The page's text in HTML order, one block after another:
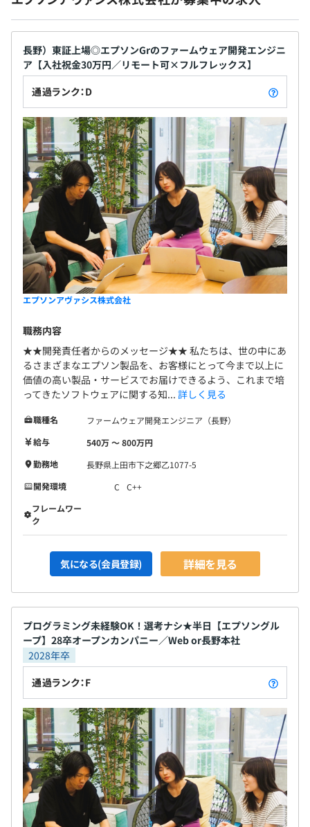
賞与：年2回（6月、12月）
昇給：年1回（4月） ※個人業績連動
・社会保険完備（健康保険・厚生年金保険、雇用保険・労
災保険）
・所得補償保険
・団体定期保険（任意）
・企業団体扱い保険（任意）
無期雇用
3カ月（期間中、原則としてリモートワークおよび副業は
不可。それ以外の条件の変更はありません）
長野）東証上場◎エプソンGrのファームウェア開発エンジニ
ア【入社祝金30万円／リモート可×フルフレックス】
通過ランク：D
エプソンアヴァシス株式会社
職務内容
★★開発責任者からのメッセージ★★ 私たちは、世の中にあ
るさまざまなエプソン製品を、お客様にとって今まで以上に
価値の高い製品・サービスでお届けできるよう、これまで培
ってきたソフトウェアに関する知... 詳しく見る
職種名
ファームウェア開発エンジニア（長野）
給与
540万 〜 800万円
勤務地
長野県上田市下之郷乙1077-5
開発環境
C
C++
フレームワー
ク
気になる(会員登録) 詳細を見る
プログラミング未経験OK！選考ナシ★半日【エプソングル
ープ】28卒オープンカンパニー／Web or長野本社
2028年卒
通過ランク：F